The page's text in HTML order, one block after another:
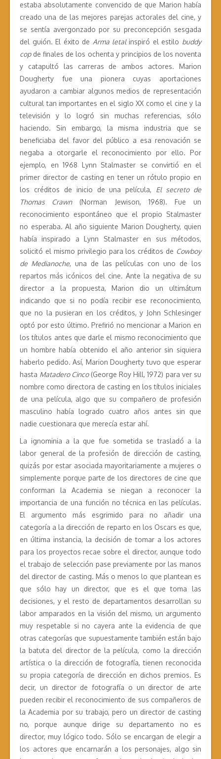
estaba absolutamente convencido de que Marion había
creado una de las mejores parejas actorales del cine, y
se sentía avergonzado por su preconcepción sesgada
del guión. El éxito de Arma letalinspiró el estilo buddy
copde finales de los ochenta y principios de los noventa
y catapultó las carreras de ambos actores. Marion
Dougherty fue una pionera cuyas aportaciones
ayudaron a cambiar algunos medios de representación
cultural tan importantes en el siglo XX como el cine y la
televisión y lo logró sin muchas referencias, sólo
haciendo. Sin embargo, la misma industria que se
beneficiaba del favor del público a esa renovación se
negaba a otorgarle el reconocimiento por ello. Por
ejemplo, en 1968 Lynn Stalmaster se convirtió en el
primer director de casting en tener un rótulo propio en
los créditos de inicio de una película, El secreto de
Thomas Crawn(Norman Jewison, 1968). Fue un
reconocimiento espontáneo que el propio Stalmaster
no esperaba. Al año siguiente Marion Dougherty, quien
había inspirado a Lynn Stalmaster en sus métodos,
solicitó el mismo privilegio para los créditos de Cowboy
de Medianoche, una de las películas con uno de los
repartos más icónicos del cine. Ante la negativa de su
director a la propuesta, Marion dio un ultimátum
indicando que si no podía recibir ese reconocimiento,
que no la pusieran en los créditos, y John Schlesinger
optó por esto último. Prefirió no mencionar a Marion en
los títulos antes que darle el mismo reconocimiento que
un hombre había obtenido el año anterior sin siquiera
haberlo pedido. Así, Marion Dougherty tuvo que esperar
hasta Matadero Cinco(George Roy Hill, 1972) para ver su
nombre como directora de casting en los títulos iniciales
de una película, algo que su compañero de profesión
masculino había logrado cuatro años antes sin que
nadie cuestionara que merecía estar ahí.
La ignominia a la que fue sometida se trasladó a la
labor general de la profesión de dirección de casting,
quizás por estar asociada mayoritariamente a mujeres o
simplemente porque parte de los directores de cine que
conforman la Academia se niegan a reconocer la
importancia de una función no técnica en las películas.
El argumento más esgrimido para no añadir una
categoría a la dirección de reparto en los Oscars es que,
en última instancia, la decisión de tomar a los actores
para los proyectos recae sobre el director, aunque todo
el trabajo de selección pase previamente por las manos
del director de casting. Más o menos lo que plantean es
que sólo hay un director, que es el que toma las
decisiones, y el resto de departamentos desarrollan su
labor amparados en la visión del mismo, un argumento
muy respetable si no cayera ante la evidencia de que
otras categorías que supuestamente también están bajo
la batuta del director de la película, como la dirección
artística o la dirección de fotografía, tienen reconocida
su propia categoría de dirección en dichos premios. Es
decir, un director de fotografía o un director de arte
pueden recibir el reconocimiento de sus compañeros de
la Academia por su trabajo, pero un director de casting
no, porque aunque dirige su departamento no es
director, muy lógico todo. Sólo se encargan de elegir a
los actores que encarnarán a los personajes, algo sin